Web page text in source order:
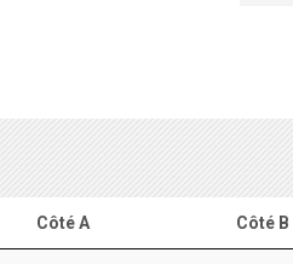
Côté A Côté B